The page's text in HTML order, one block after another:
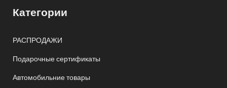
Категории
РАСПРОДАЖИ
Подарочные сертификаты
Автомобильние товары